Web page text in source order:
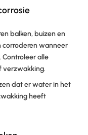
balken, buizen en
corroderen wanneer
alle
verzwakking.
dat er water in het
heeft